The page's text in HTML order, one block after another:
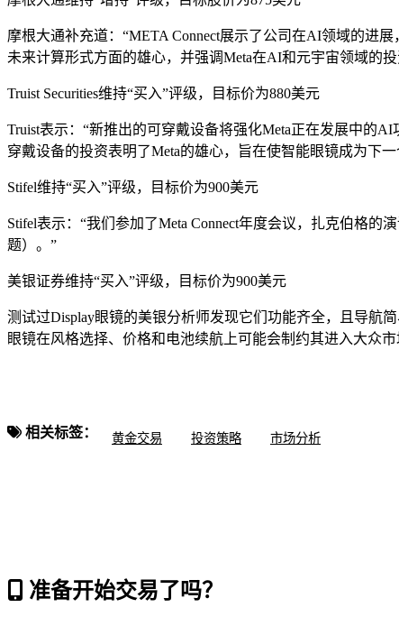
摩根大通补充道：“META Connect展示了公司在AI领域的进
未来计算形式方面的雄心，并强调Meta在AI和元宇宙领域的
Truist Securities维持“买入”评级，目标价为880美元
Truist表示：“新推出的可穿戴设备将强化Meta正在发展中
穿戴设备的投资表明了Meta的雄心，旨在使智能眼镜成为下
Stifel维持“买入”评级，目标价为900美元
Stifel表示：“我们参加了Meta Connect年度会议，扎克伯格
题）。”
美银证券维持“买入”评级，目标价为900美元
测试过Display眼镜的美银分析师发现它们功能齐全，且导航
眼镜在风格选择、价格和电池续航上可能会制约其进入大众
相关标签： 黄金交易 投资策略 市场分析
准备开始交易了吗？